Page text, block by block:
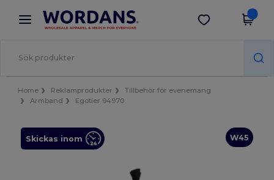
× Wordans-app
Bättre priser i appen!
Hämta app
Home Reklamprodukter
Tillbehör för evenemang
Armband
Egotier 94970
W45
Skickas inom